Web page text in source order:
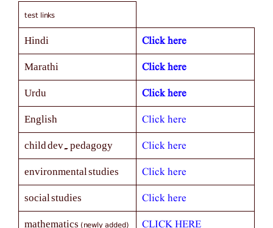
test links
Hindi Click here
Marathi Click here
Urdu Click here
English Click here
child dev. pedagogy Click here
environmental studies Click here
social studies Click here
mathematics (newly added) CLICK HERE